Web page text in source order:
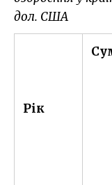
дол. США
Рік